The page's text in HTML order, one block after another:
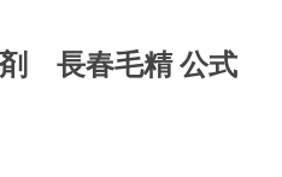
剤 長春毛精 公式